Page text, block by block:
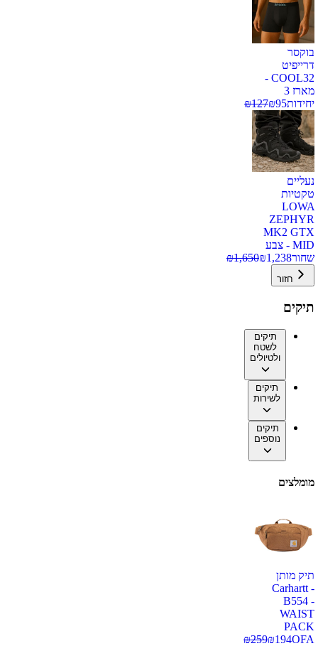
בוקסר
דרייפיט
COOL32 -
מארז 3
יחידות
₪95
₪127
נעליים
טקטיות
LOWA
ZEPHYR
MK2 GTX
MID - צבע
שחור
₪1,238
₪1,650
חזור
תיקים
תיקים
לשטח
ולטיולים
תיקים
לשירות
תיקים
נוספים
מומלצים
תיק מותן
Carhartt -
B554 -
WAIST
PACK
OFA
₪194
₪259